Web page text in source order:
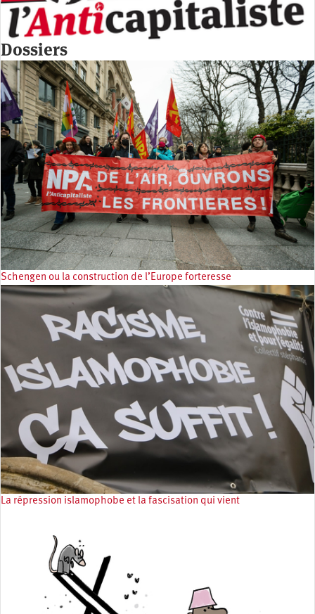
Dossiers
Schengen ou la construction de l’Europe forteresse
La répression islamophobe et la fascisation qui vient